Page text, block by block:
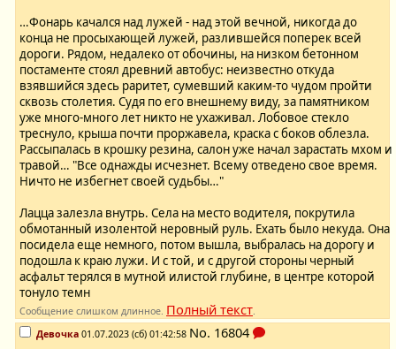
…Фонарь качался над лужей - над этой вечной, никогда до
конца не просыхающей лужей, разлившейся поперек всей
дороги. Рядом, недалеко от обочины, на низком бетонном
постаменте стоял древний автобус: неизвестно откуда
взявшийся здесь раритет, сумевший каким-то чудом пройти
сквозь столетия. Судя по его внешнему виду, за памятником
уже много-много лет никто не ухаживал. Лобовое стекло
треснуло, крыша почти проржавела, краска с боков облезла.
Рассыпалась в крошку резина, салон уже начал зарастать мхом и
травой… "Все однажды исчезнет. Всему отведено свое время.
Ничто не избегнет своей судьбы…"
Лацца залезла внутрь. Села на место водителя, покрутила
обмотанный изолентой неровный руль. Ехать было некуда. Она
посидела еще немного, потом вышла, выбралась на дорогу и
подошла к краю лужи. И с той, и с другой стороны черный
асфальт терялся в мутной илистой глубине, в центре которой
тонуло темн
Сообщение слишком длинное. Полный текст.
Девочка 01.07.2023 (сб) 01:42:58 No. 16804